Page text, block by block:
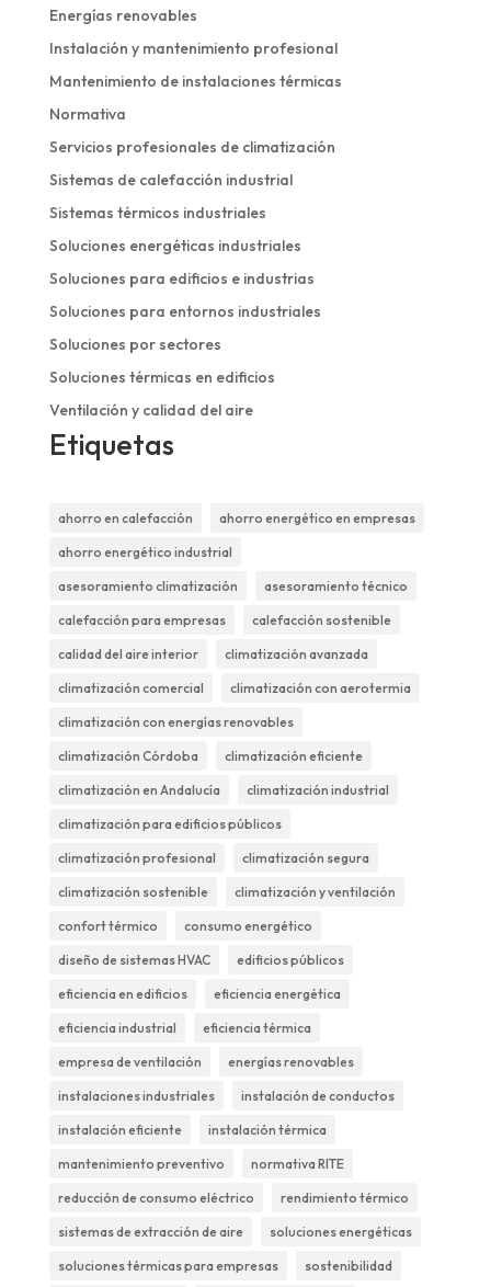
Energías renovables
Instalación y mantenimiento profesional
Mantenimiento de instalaciones térmicas
Normativa
Servicios profesionales de climatización
Sistemas de calefacción industrial
Sistemas térmicos industriales
Soluciones energéticas industriales
Soluciones para edificios e industrias
Soluciones para entornos industriales
Soluciones por sectores
Soluciones térmicas en edificios
Ventilación y calidad del aire
Etiquetas
ahorro en calefacción ahorro energético en empresas
ahorro energético industrial
asesoramiento climatización asesoramiento técnico
calefacción para empresas calefacción sostenible
calidad del aire interior climatización avanzada
climatización comercial climatización con aerotermia
climatización con energías renovables
climatización Córdoba climatización eficiente
climatización en Andalucía climatización industrial
climatización para edificios públicos
climatización profesional climatización segura
climatización sostenible climatización y ventilación
confort térmico consumo energético
diseño de sistemas HVAC edificios públicos
eficiencia en edificios eficiencia energética
eficiencia industrial eficiencia térmica
empresa de ventilación energías renovables
instalaciones industriales instalación de conductos
instalación eficiente instalación térmica
mantenimiento preventivo normativa RITE
reducción de consumo eléctrico rendimiento térmico
sistemas de extracción de aire soluciones energéticas
soluciones térmicas para empresas sostenibilidad